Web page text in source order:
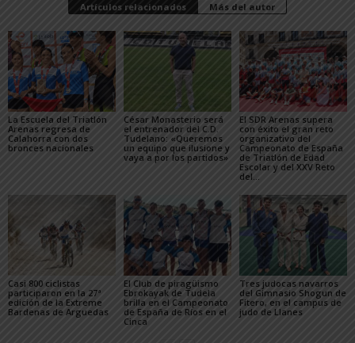
Artículos relacionados Más del autor
La Escuela del Triatlón
Arenas regresa de
Calahorra con dos
bronces nacionales
César Monasterio será
el entrenador del C.D.
Tudelano: «Queremos
un equipo que ilusione y
vaya a por los partidos»
El SDR Arenas supera
con éxito el gran reto
organizativo del
Campeonato de España
de Triatlón de Edad
Escolar y del XXV Reto
del...
Casi 800 ciclistas
participaron en la 27ª
edición de la Extreme
Bardenas de Arguedas
El Club de piragüismo
Ebrokayak de Tudela
brilla en el Campeonato
de España de Ríos en el
Cinca
Tres judocas navarros
del Gimnasio Shogun de
Fitero, en el campus de
judo de Llanes